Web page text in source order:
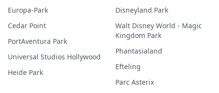
Europa-Park
Cedar Point
PortAventura Park
Universal Studios Hollywood
Heide Park
Disneyland Park
Walt Disney World - Magic
Kingdom Park
Phantasialand
Efteling
Parc Asterix